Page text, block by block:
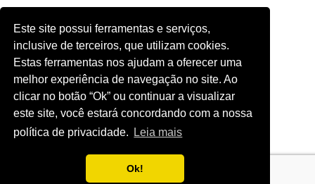
Este site possui ferramentas e serviços,
inclusive de terceiros, que utilizam cookies.
Estas ferramentas nos ajudam a oferecer uma
melhor experiência de navegação no site. Ao
clicar no botão “Ok” ou continuar a visualizar
este site, você estará concordando com a nossa
política de privacidade.
Leia mais
Ok!